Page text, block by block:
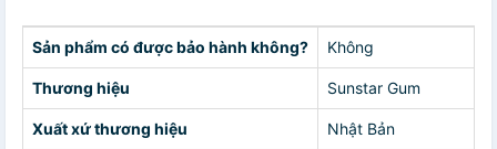
Sản phẩm có được bảo hành không? Không
Thương hiệu Sunstar Gum
Xuất xứ thương hiệu Nhật Bản